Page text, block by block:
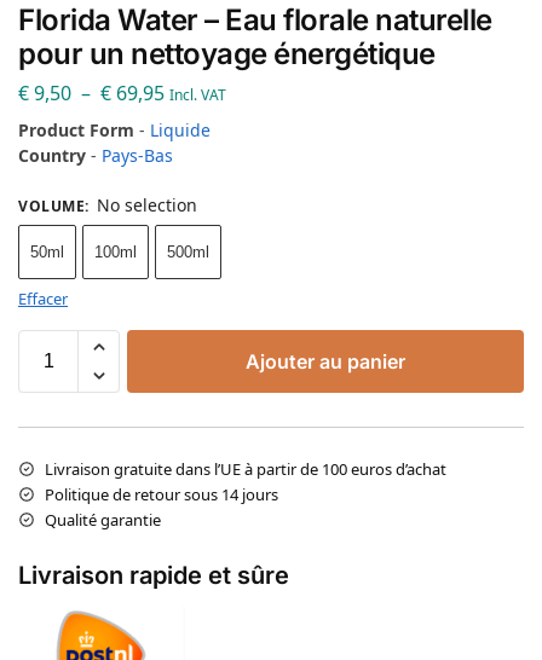
Florida Water – Eau florale naturelle
pour un nettoyage énergétique
€9,50 – € 69,95 Incl. VAT
Product Form - Liquide
Country - Pays-Bas
VOLUME: No selection
50ml 100ml 500ml
Effacer
Ajouter au panier
Livraison gratuite dans l’UE à partir de 100 euros d’achat
Politique de retour sous 14 jours
Qualité garantie
Livraison rapide et sûre